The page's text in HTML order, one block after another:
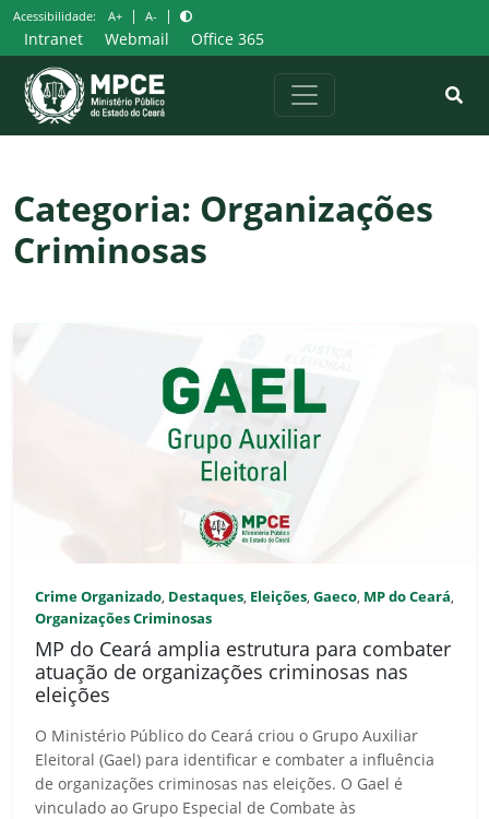
Pular
para
o
conteúdo
Acessibilidade: A+ | A- |
Intranet Webmail Office 365
Categoria: Organizações
Criminosas
Crime Organizado, Destaques, Eleições, Gaeco, MP do Ceará,
Organizações Criminosas
MP do Ceará amplia estrutura para combater
atuação de organizações criminosas nas
eleições
O Ministério Público do Ceará criou o Grupo Auxiliar
Eleitoral (Gael) para identificar e combater a influência
de organizações criminosas nas eleições. O Gael é
vinculado ao Grupo Especial de Combate às